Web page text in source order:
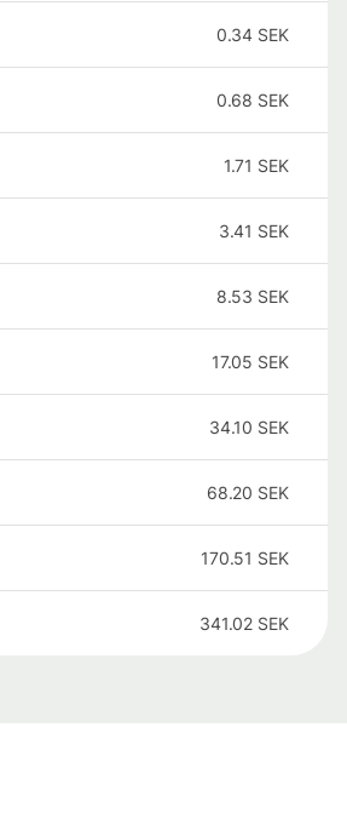
0.34 SEK
0.68 SEK
1.71 SEK
3.41 SEK
8.53 SEK
17.05 SEK
34.10 SEK
68.20 SEK
170.51 SEK
341.02 SEK